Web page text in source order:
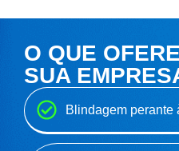
O QUE
SUA
Blindagem perante